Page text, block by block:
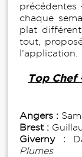
précédentes
chaque
plat
tout,
l’application.
Top Chef
Angers :
Brest :
Giverny :
Plumes